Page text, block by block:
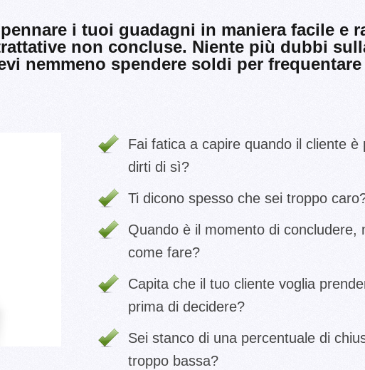
i tuoi guadagni in maniera facile e
non concluse. Niente più dubbi
nemmeno spendere soldi per
Fai fatica a capire quando il cliente è
dirti di sì?
Ti dicono spesso che sei troppo
Quando è il momento di concludere,
come fare?
Capita che il tuo cliente voglia
prima di decidere?
Sei stanco di una percentuale di
troppo bassa?